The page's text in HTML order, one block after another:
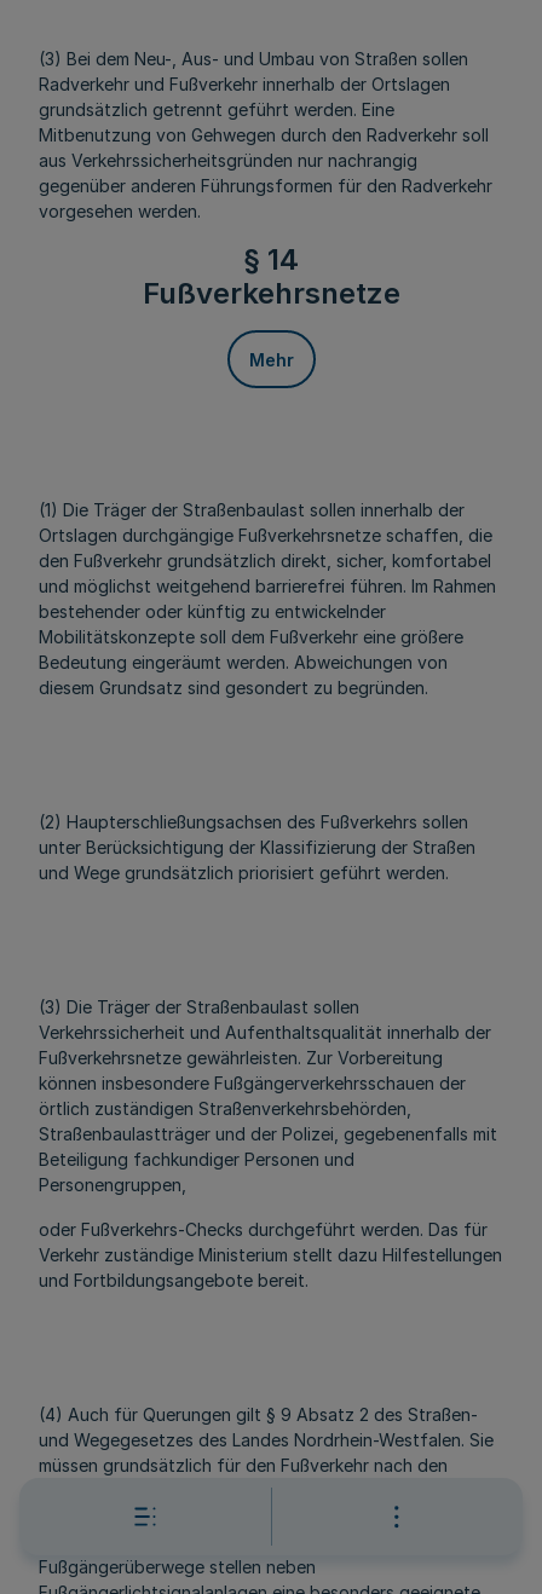
(3) Bei dem Neu-, Aus- und Umbau von Straßen sollen
Radverkehr und Fußverkehr innerhalb der Ortslagen
grundsätzlich getrennt geführt werden. Eine
Mitbenutzung von Gehwegen durch den Radverkehr soll
aus Verkehrssicherheitsgründen nur nachrangig
gegenüber anderen Führungsformen für den Radverkehr
vorgesehen werden.
§ 14
Fußverkehrsnetze
Mehr
(1) Die Träger der Straßenbaulast sollen innerhalb der
Ortslagen durchgängige Fußverkehrsnetze schaffen, die
den Fußverkehr grundsätzlich direkt, sicher, komfortabel
und möglichst weitgehend barrierefrei führen. Im Rahmen
bestehender oder künftig zu entwickelnder
Mobilitätskonzepte soll dem Fußverkehr eine größere
Bedeutung eingeräumt werden. Abweichungen von
diesem Grundsatz sind gesondert zu begründen.
(2) Haupterschließungsachsen des Fußverkehrs sollen
unter Berücksichtigung der Klassifizierung der Straßen
und Wege grundsätzlich priorisiert geführt werden.
(3) Die Träger der Straßenbaulast sollen
Verkehrssicherheit und Aufenthaltsqualität innerhalb der
Fußverkehrsnetze gewährleisten. Zur Vorbereitung
können insbesondere Fußgängerverkehrsschauen der
örtlich zuständigen Straßenverkehrsbehörden,
Straßenbaulastträger und der Polizei, gegebenenfalls mit
Beteiligung fachkundiger Personen und
Personengruppen,
oder Fußverkehrs-Checks durchgeführt werden. Das für
Verkehr zuständige Ministerium stellt dazu Hilfestellungen
und Fortbildungsangebote bereit.
(4) Auch für Querungen gilt § 9 Absatz 2 des Straßen-
und Wegegesetzes des Landes Nordrhein-Westfalen. Sie
müssen grundsätzlich für den Fußverkehr nach den
allgemein anerkannten Regeln der Technik sicher,
barrierefrei und so gestaltet sein, dass der Fußverkehr in
einer angemessenen Zeit die andere Straßenseite erreicht.
Fußgängerüberwege stellen neben